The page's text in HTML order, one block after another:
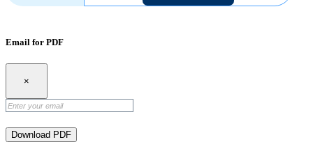
Email for PDF
×
Download PDF